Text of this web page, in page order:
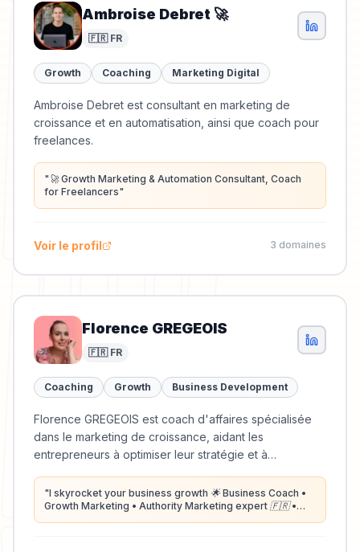
Ambroise Debret 🚀
🇫🇷 FR
Growth Coaching Marketing Digital
Ambroise Debret est consultant en marketing de
croissance et en automatisation, ainsi que coach pour
freelances.
" 🚀 Growth Marketing & Automation Consultant, Coach
for Freelancers"
Voir le profil 3 domaines
Florence GREGEOIS
🇫🇷 FR
Coaching Growth Business Development
Florence GREGEOIS est coach d'affaires spécialisée
dans le marketing de croissance, aidant les
entrepreneurs à optimiser leur stratégie et à
"I skyrocket your business growth 🌟 Business Coach •
Growth Marketing • Authority Marketing expert 🇫🇷 •